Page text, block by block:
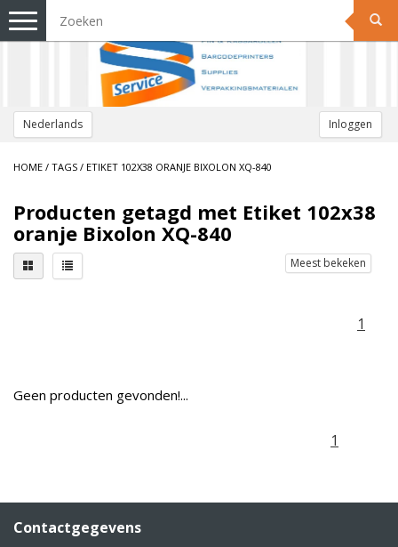
Nederlands Inloggen
Toggle
navigation
HOME / TAGS / ETIKET 102X38 ORANJE BIXOLON XQ-840
Producten getagd met Etiket 102x38
oranje Bixolon XQ-840
Meest bekeken
1
Geen producten gevonden!...
1
Contactgegevens